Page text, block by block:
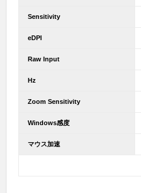
Sensitivity
eDPI
Raw Input
Hz
Zoom Sensitivity
Windows感度
マウス加速